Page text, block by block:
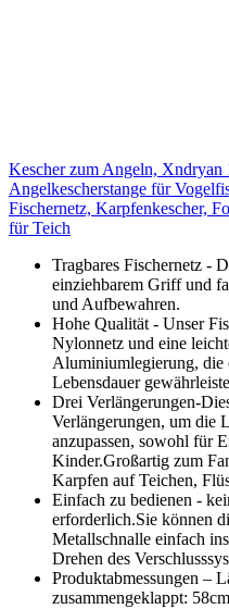
Kescher zum Angeln, Xndryan
Angelkescherstange für
Fischernetz, Karpfenkescher,
für Teich
Tragbares Fischernetz -
einziehbarem Griff und
und Aufbewahren.
Hohe Qualität - Unser
Nylonnetz und eine
Aluminiumlegierung, die
Lebensdauer
Drei Verlängerungen-
Verlängerungen, um die
anzupassen, sowohl für
Kinder.Großartig zum
Karpfen auf Teichen,
Einfach zu bedienen -
erforderlich.Sie können
Metallschnalle einfach
Drehen des
Produktabmessungen –
zusammengeklappt: